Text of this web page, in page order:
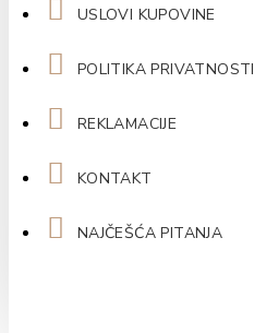
USLOVI KUPOVINE
POLITIKA PRIVATNOSTI
REKLAMACIJE
KONTAKT
NAJČEŠĆA PITANJA